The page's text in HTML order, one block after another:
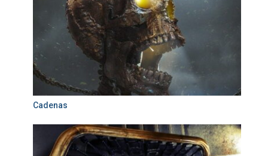
Cadenas